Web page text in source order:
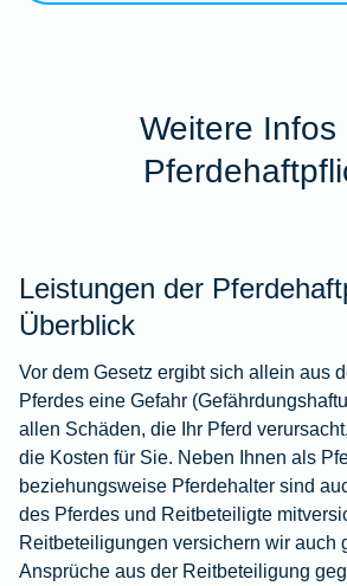
Weitere Infos
Leistungen der
Überblick
Vor dem Gesetz ergibt sich allein aus
Pferdes eine Gefahr
allen Schäden, die Ihr Pferd
die Kosten für Sie. Neben Ihnen als
beziehungsweise Pferdehalter sind
des Pferdes und Reitbeteiligte
Reitbeteiligungen versichern wir auch
Ansprüche aus der Reitbeteiligung